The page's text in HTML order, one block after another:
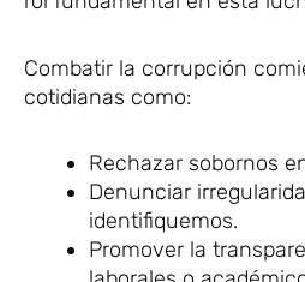
Combatir la corrupción
cotidianas como:
Rechazar sobornos
Denunciar
identifiquemos.
Promover la